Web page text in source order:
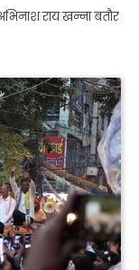
राय खन्ना बतौर